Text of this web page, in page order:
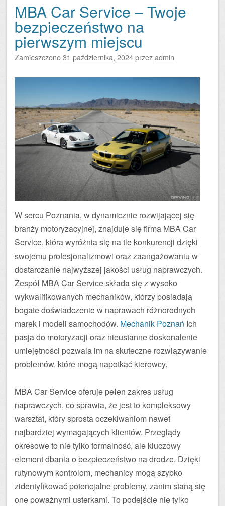
MBA Car Service – Twoje
bezpieczeństwo na
pierwszym miejscu
Zamieszczono31 października, 2024przezadmin
W sercu Poznania, w dynamicznie rozwijającej się
branży motoryzacyjnej, znajduje się firma MBA Car
Service, która wyróżnia się na tle konkurencji dzięki
swojemu profesjonalizmowi oraz zaangażowaniu w
dostarczanie najwyższej jakości usług naprawczych.
Zespół MBA Car Service składa się z wysoko
wykwalifikowanych mechaników, którzy posiadają
bogate doświadczenie w naprawach różnorodnych
marek i modeli samochodów. Mechanik Poznań Ich
pasja do motoryzacji oraz nieustanne doskonalenie
umiejętności pozwala im na skuteczne rozwiązywanie
problemów, które mogą napotkać kierowcy.
MBA Car Service oferuje pełen zakres usług
naprawczych, co sprawia, że jest to kompleksowy
warsztat, który sprosta oczekiwaniom nawet
najbardziej wymagających klientów. Przeglądy
okresowe to nie tylko formalność, ale kluczowy
element dbania o bezpieczeństwo na drodze. Dzięki
rutynowym kontrolom, mechanicy mogą szybko
zidentyfikować potencjalne problemy, zanim staną się
one poważnymi usterkami. To podejście nie tylko